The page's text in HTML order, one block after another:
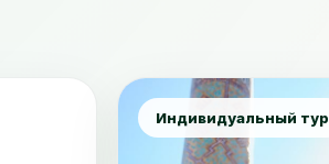
Индивидуальный тур